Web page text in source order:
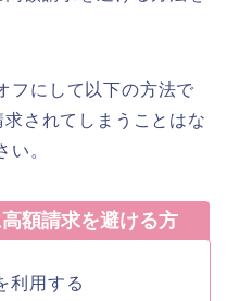
フにして以下の方法で
されてしまうことはな
い。
利用する